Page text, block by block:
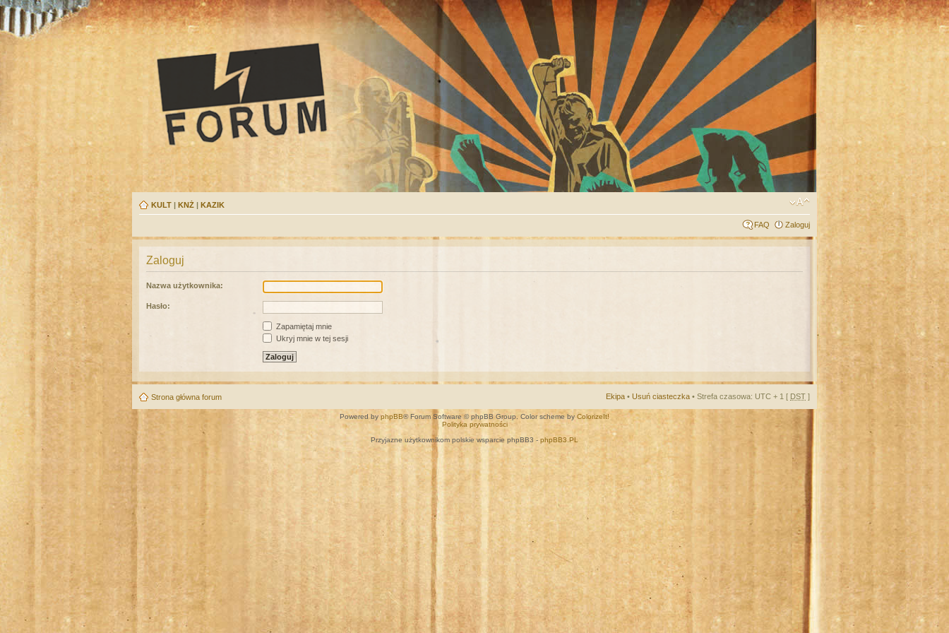
KULT | KNŻ | KAZIK
FAQ Zaloguj
Zaloguj
Nazwa użytkownika:
Hasło:
Zapamiętaj mnie
Ukryj mnie w tej sesji
Strona główna forum Ekipa • Usuń ciasteczka • Strefa czasowa: UTC + 1 [ DST ]
Powered by phpBB® Forum Software © phpBB Group. Color scheme by ColorizeIt!
Polityka prywatności
Przyjazne użytkownikom polskie wsparcie phpBB3 - phpBB3.PL